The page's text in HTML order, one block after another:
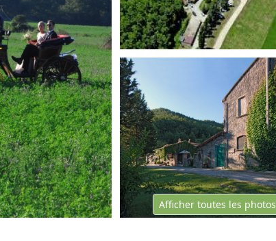
Afficher toutes les photos